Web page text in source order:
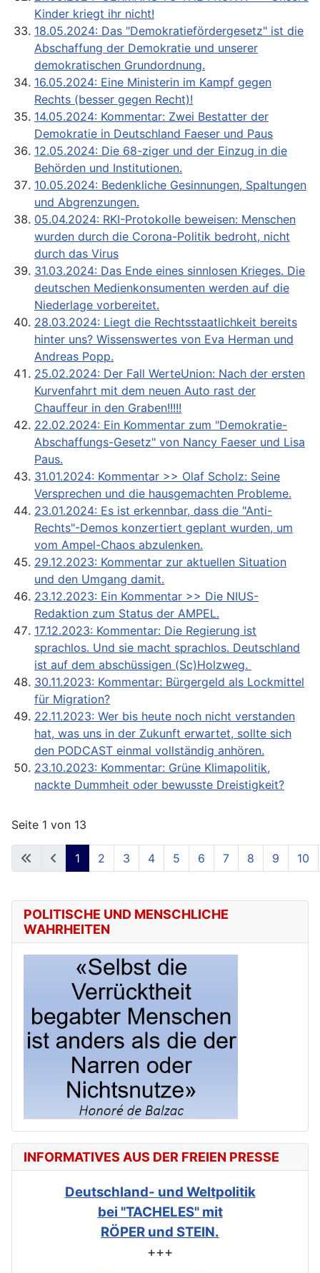
Kinder kriegt ihr nicht!
18.05.2024: Das "Demokratieför­dergesetz" ist die
Abschaffung der Demokratie und unserer
demokratischen Grundordnung.
16.05.2024: Eine Ministerin im Kampf gegen
Rechts (besser gegen Recht)!
14.05.2024: Kommentar: Zwei Bestatter der
Demokratie in Deutschland Faeser und Paus
12.05.2024: Die 68-ziger und der Einzug in die
Behörden und Institutionen.
10.05.2024: Bedenkliche Gesinnungen, Spaltungen
und Abgrenzungen.
05.04.2024: RKI-Protokolle beweisen: Menschen
wurden durch die Corona-Politik bedroht, nicht
durch das Virus
31.03.2024: Das Ende eines sinnlosen Krieges. Die
deutschen Medienkonsumenten werden auf die
Niederlage vorbereitet.
28.03.2024: Liegt die Rechtsstaatlichkeit bereits
hinter uns? Wissenswertes von Eva Herman und
Andreas Popp.
25.02.2024: Der Fall WerteUnion: Nach der ersten
Kurvenfahrt mit dem neuen Auto rast der
Chauffeur in den Graben!!!!!
22.02.2024: Ein Kommentar zum "Demokratie-
Abschaffungs-Gesetz" von Nancy Faeser und Lisa
Paus.
31.01.2024: Kommentar >> Olaf Scholz: Seine
Versprechen und die hausgemachten Probleme.
23.01.2024: Es ist erkennbar, dass die "Anti-
Rechts"-Demos konzertiert geplant wurden, um
vom Ampel-Chaos abzulenken.
29.12.2023: Kommentar zur aktuellen Situation
und den Umgang damit.
23.12.2023: Ein Kommentar >> Die NIUS-
Redaktion zum Status der AMPEL.
17.12.2023: Kommentar: Die Regierung ist
sprachlos. Und sie macht sprachlos. Deutschland
ist auf dem abschüssigen (Sc)Holzweg.
30.11.2023: Kommentar: Bürgergeld als Lockmittel
für Migration?
22.11.2023: Wer bis heute noch nicht verstanden
hat, was uns in der Zukunft erwartet, sollte sich
den PODCAST einmal vollständig anhören.
23.10.2023: Kommentar: Grüne Klimapolitik,
nackte Dummheit oder bewusste Dreistigkeit?
Seite 1 von 13
1 2 3 4 5 6 7 8 9 10
POLITISCHE UND MENSCHLICHE
WAHRHEITEN
INFORMATIVES AUS DER FREIEN PRESSE
Deutschland- und Weltpolitik
bei "TACHELES" mit
RÖPER und STEIN.
+++